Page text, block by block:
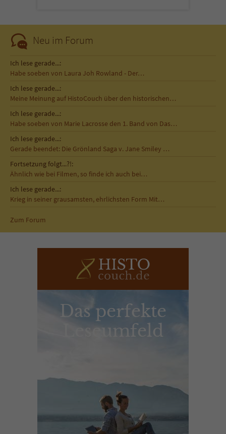
Neu im Forum
Ich lese gerade...:
Habe soeben von Laura Joh Rowland - Der…
Ich lese gerade...:
Meine Meinung auf HistoCouch über den historischen…
Ich lese gerade...:
Habe soeben von Marie Lacrosse den 1. Band von Das…
Ich lese gerade...:
Gerade beendet: Die Grönland Saga v. Jane Smiley …
Fortsetzung folgt...?!:
Ähnlich wie bei Filmen, so finde ich auch bei…
Ich lese gerade...:
Krieg in seiner grausamsten, ehrlichsten Form Mit…
Zum Forum
Das perfekte
Leseumfeld